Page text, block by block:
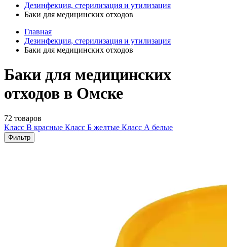
Дезинфекция, стерилизация и утилизация
Баки для медицинских отходов
Главная
Дезинфекция, стерилизация и утилизация
Баки для медицинских отходов
Баки для медицинских
отходов в Омске
72 товаров
Класс В красные Класс Б желтые Класс А белые
Фильтр